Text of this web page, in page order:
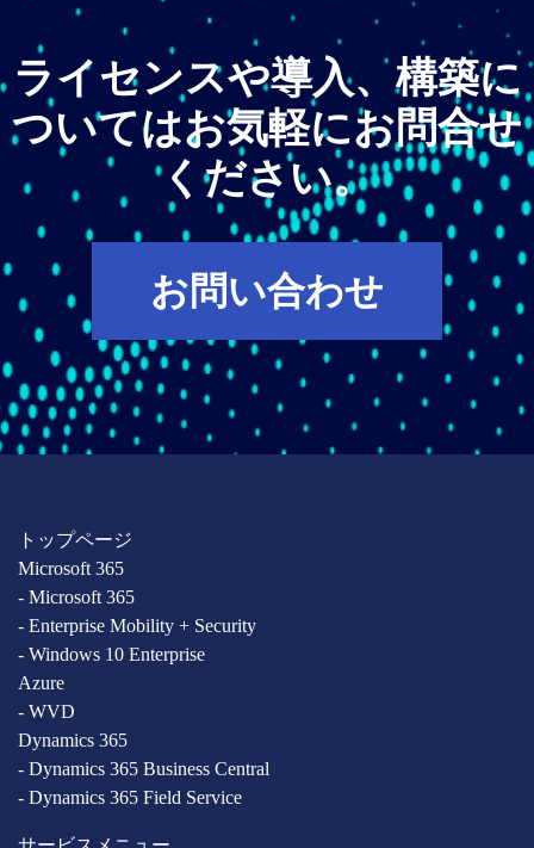
ライセンスや導入、構築に
ついてはお気軽にお問合せ
ください。
お問い合わせ
トップページ
Microsoft 365
- Microsoft 365
- Enterprise Mobility + Security
- Windows 10 Enterprise
Azure
- WVD
Dynamics 365
- Dynamics 365 Business Central
- Dynamics 365 Field Service